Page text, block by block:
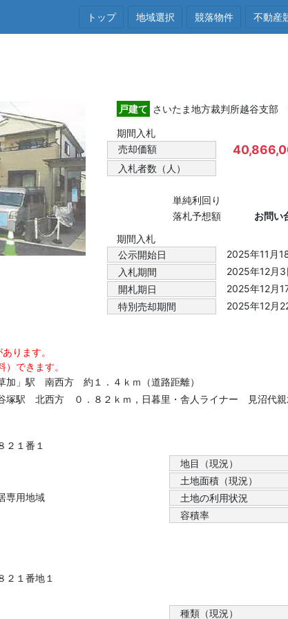
トップ 地域選択 競落物件 不動産
戸建て さいたま地方裁判所越谷支
期間入札
売却価額
入札者数（人）
単純利回り
落札予想額
お問い
期間入札
公示開始日
2025年11月
入札期間
2025年12月
開札期日
2025年12月
特別売却期間
2025年12月
ります。
）できます。
加」駅 南西方 約１．４ｋｍ（道路距離）
塚駅 北西方 ０．８２ｋｍ，日暮里・舎人ライナー 見沼代
２１番１
地目（現況）
土地面積（現況）
専用地域
土地の利用状況
容積率
２１番地１
種類（現況）